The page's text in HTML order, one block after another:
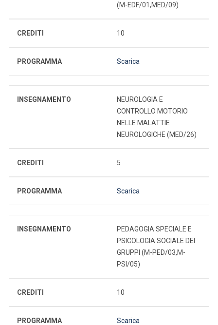
(M-EDF/01,MED/09)
CREDITI 10
PROGRAMMA Scarica
INSEGNAMENTO
NEUROLOGIA E
CONTROLLO MOTORIO
NELLE MALATTIE
NEUROLOGICHE (MED/26)
CREDITI 5
PROGRAMMA Scarica
INSEGNAMENTO
PEDAGOGIA SPECIALE E
PSICOLOGIA SOCIALE DEI
GRUPPI (M-PED/03,M-
PSI/05)
CREDITI 10
PROGRAMMA Scarica